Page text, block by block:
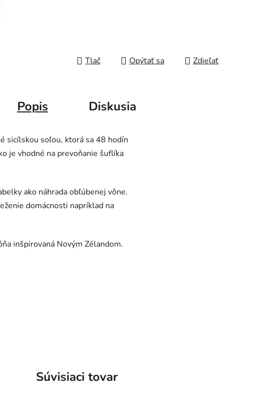
Tlač Opýtať sa Zdieľať
Popis Diskusia
sicílskou soľou, ktorá sa 48 hodín
je vhodné na prevoňanie šuflíka
ako náhrada obľúbenej vône.
domácnosti napríklad na
inšpirovaná Novým Zélandom.
Súvisiaci tovar